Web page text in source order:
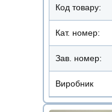
Код товару:
Кат. номер:
Зав. номер:
Виробник